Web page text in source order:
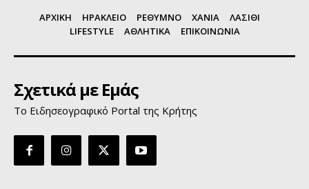
ΑΡΧΙΚΗ ΗΡΑΚΛΕΙΟ ΡΕΘΥΜΝΟ ΧΑΝΙΑ
ΛΑΣΙΘΙ
LIFESTYLE
ΑΘΛΗΤΙΚΑ ΕΠΙΚΟΙΝΩΝΙΑ
Σχετικά με Εμάς
Το Ειδησεογραφικό Portal της Κρήτης